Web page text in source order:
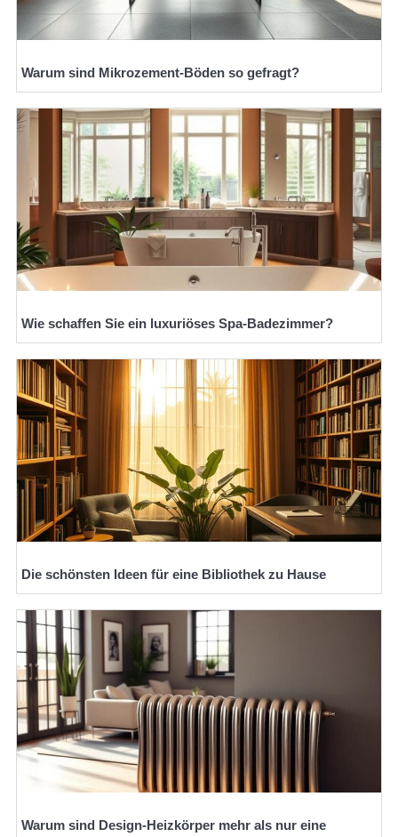
Warum sind Mikrozement-Böden so gefragt?
Wie schaffen Sie ein luxuriöses Spa-Badezimmer?
Die schönsten Ideen für eine Bibliothek zu Hause
Warum sind Design-Heizkörper mehr als nur eine